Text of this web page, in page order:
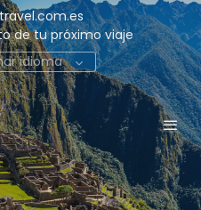
de tu próximo viaje
idioma